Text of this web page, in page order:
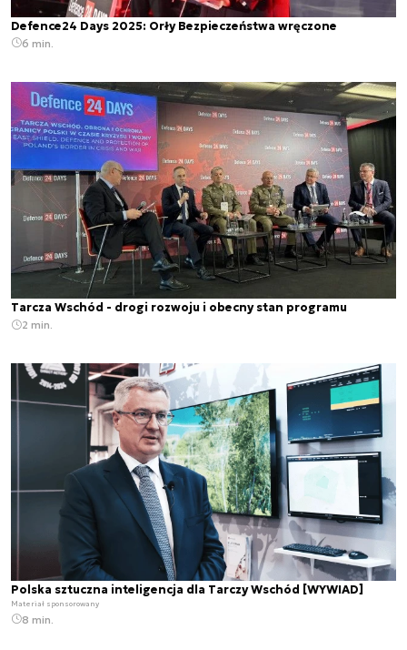
Defence24 Days 2025: Orły Bezpieczeństwa wręczone
6 min.
Tarcza Wschód - drogi rozwoju i obecny stan programu
2 min.
Polska sztuczna inteligencja dla Tarczy Wschód [WYWIAD]
Materiał sponsorowany
8 min.